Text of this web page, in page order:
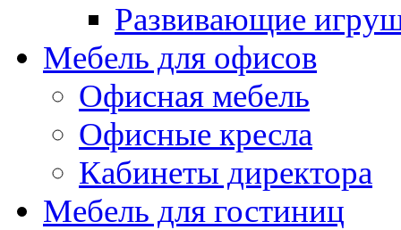
Развивающие
Мебель для офисов
Офисная мебель
Офисные кресла
Кабинеты директора
Мебель для гостиниц